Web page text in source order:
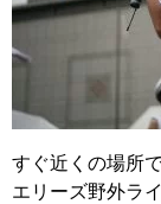
すぐ近くの場所で
エリーズ野外ラ